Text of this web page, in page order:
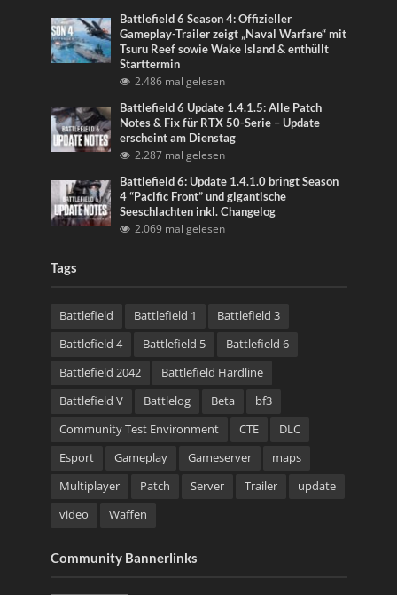
Battlefield 6 Season 4: Offizieller
Gameplay-Trailer zeigt „Naval Warfare“ mit
Tsuru Reef sowie Wake Island & enthüllt
Starttermin
2.486 mal gelesen
Battlefield 6 Update 1.4.1.5: Alle Patch
Notes & Fix für RTX 50-Serie – Update
erscheint am Dienstag
2.287 mal gelesen
Battlefield 6: Update 1.4.1.0 bringt Season
4 “Pacific Front” und gigantische
Seeschlachten inkl. Changelog
2.069 mal gelesen
Tags
Battlefield Battlefield 1
Battlefield 3
Battlefield 4
Battlefield 5
Battlefield 6
Battlefield 2042
Battlefield Hardline
Battlefield V
Battlelog Beta
bf3
Community Test Environment
CTE
DLC
Esport
Gameplay Gameserver
maps
Multiplayer
Patch Server Trailer
update
video
Waffen
Community Bannerlinks